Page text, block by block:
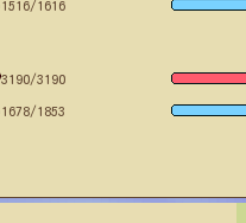
1516/1616
3190/3190
1678/1853